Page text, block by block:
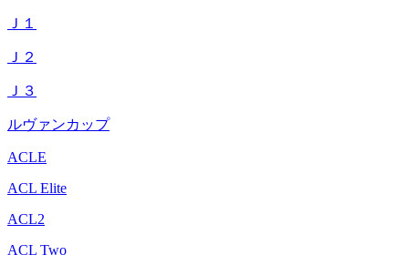
Ｊ１
Ｊ２
Ｊ３
ルヴァンカップ
ACLE
ACL Elite
ACL2
ACL Two